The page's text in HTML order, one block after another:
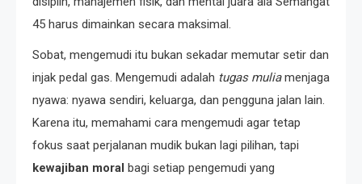
45 harus dimainkan secara maksimal.
Sobat, mengemudi itu bukan sekadar memutar setir dan
injak pedal gas. Mengemudi adalah tugas muliamenjaga
nyawa: nyawa sendiri, keluarga, dan pengguna jalan lain.
Karena itu, memahami cara mengemudi agar tetap
fokus saat perjalanan mudik bukan lagi pilihan, tapi
kewajiban moral bagi setiap pengemudi yang